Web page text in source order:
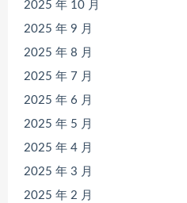
2025 年 10 月
2025 年 9 月
2025 年 8 月
2025 年 7 月
2025 年 6 月
2025 年 5 月
2025 年 4 月
2025 年 3 月
2025 年 2 月